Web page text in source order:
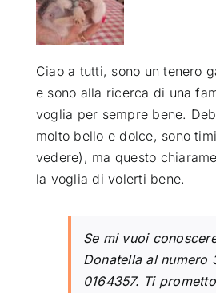
ATTUALITÀ
VIDEO
CHI SIAMO
Ciao a tutti, sono un tenero
e sono alla ricerca di una
voglia per sempre bene.
molto bello e dolce, sono
vedere), ma questo
la voglia di volerti bene.
Se mi vuoi
Donatella al numero
0164357. Ti